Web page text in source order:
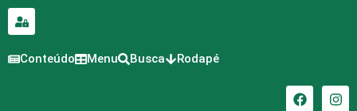
conteúdo
Conteúdo Menu Busca Rodapé